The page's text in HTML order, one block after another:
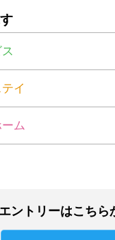
イ
ム
エントリーはこちら